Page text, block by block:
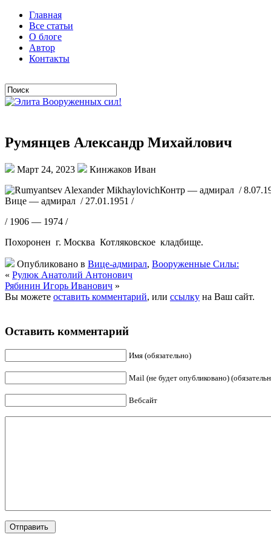
Главная
Все статьи
О блоге
Автор
Контакты
Румянцев Александр Михайлович
Март 24, 2023
Кинжаков Иван
Контр — адмирал /
Вице — адмирал / 27.01.1951 /
/ 1906 — 1974 /
Похоронен г. Москва Котляковское кладбище.
Опубликовано в Вице-адмирал, Вооруженные Силы:
« Рулюк Анатолий Антонович
Рябинин Игорь Иванович »
Вы можете оставить комментарий, или ссылку на Ваш сайт.
Оставить комментарий
Имя (обязательно)
Mail (не будет опубликовано)
Вебсайт